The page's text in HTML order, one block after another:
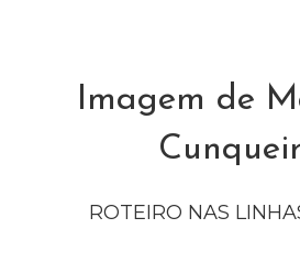
Imagem de
ROTEIRO NAS